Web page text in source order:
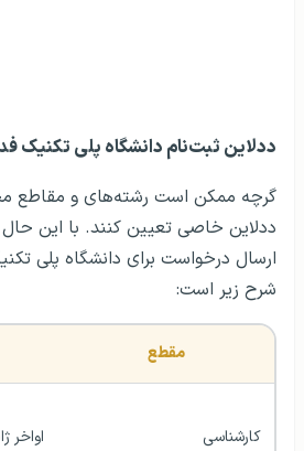
ددلاین ثبت‌نام دانشگاه پلی تکنیک
گرچه ممکن است رشته‌های و مقاطع
ددلاین خاصی تعیین کنند. با این
ارسال درخواست برای دانشگاه پلی
شرح زیر است:
مقطع
کارشناسی اواخر